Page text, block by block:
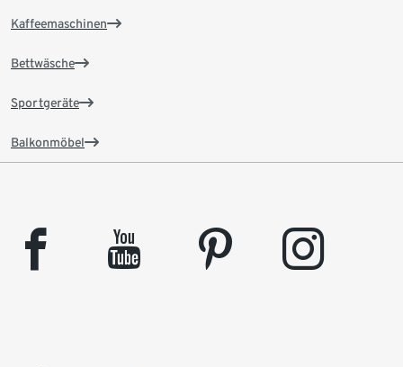
Kaffeemaschinen
Bettwäsche
Sportgeräte
Balkonmöbel
facebook youtube pinterest instagram